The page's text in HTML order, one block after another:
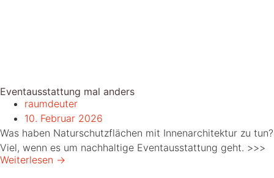
Eventausstattung mal anders
raumdeuter
10. Februar 2026
Was haben Naturschutzflächen mit Innenarchitektur zu tun?
Viel, wenn es um nachhaltige Eventausstattung geht. >>>
Weiterlesen →